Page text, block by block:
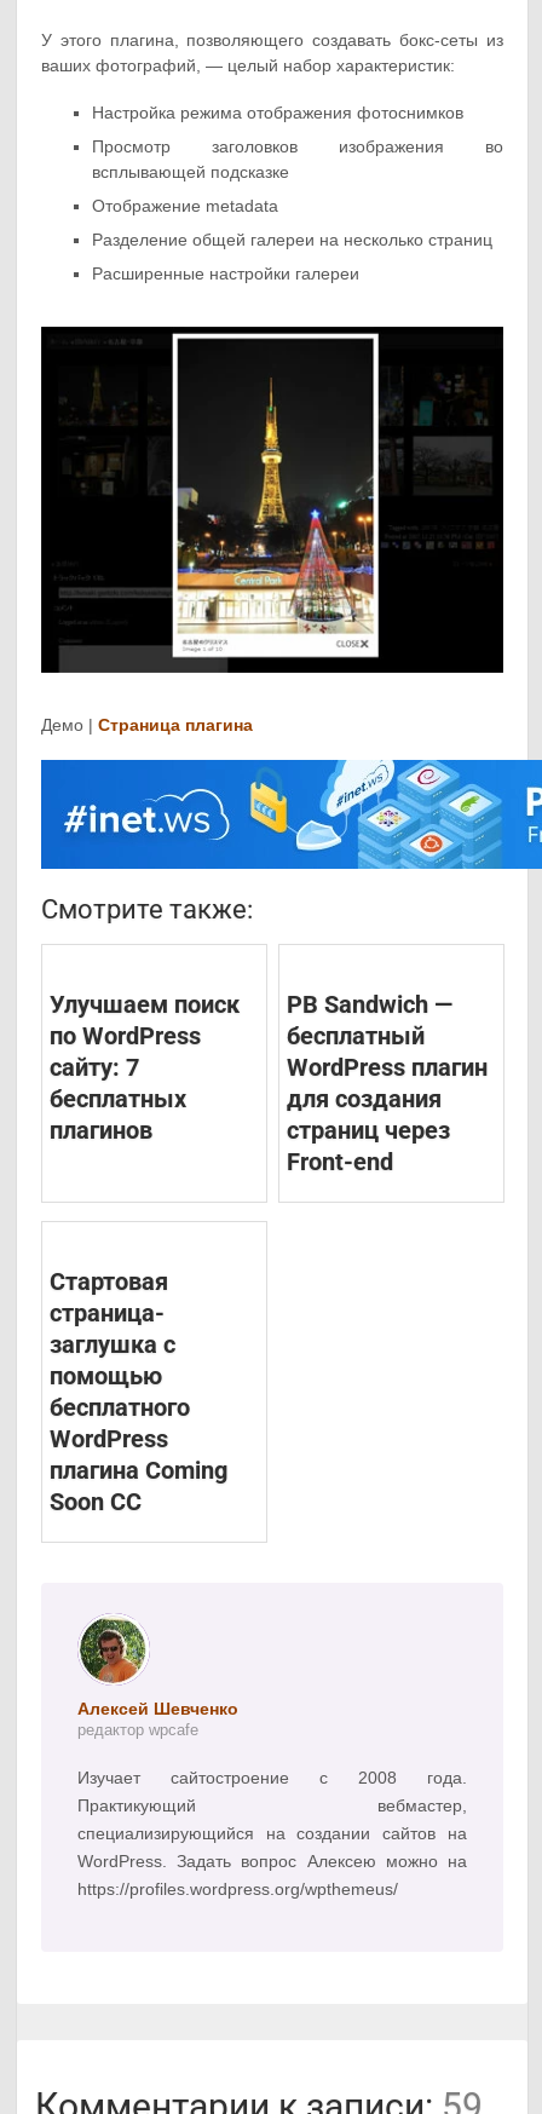
У этого плагина, позволяющего создавать бокс-сеты из
ваших фотографий, — целый набор характеристик:
Настройка режима отображения фотоснимков
Просмотр заголовков изображения во
всплывающей подсказке
Отображение metadata
Разделение общей галереи на несколько страниц
Расширенные настройки галереи
Демо |Страница плагина
Смотрите также:
Улучшаем поиск
по WordPress
сайту: 7
бесплатных
плагинов
PB Sandwich —
бесплатный
WordPress плагин
для создания
страниц через
Front-end
Стартовая
страница-
заглушка с
помощью
бесплатного
WordPress
плагина Coming
Soon CC
Алексей Шевченко
редактор wpcafe
Изучает сайтостроение с 2008 года.
Практикующий вебмастер,
специализирующийся на создании сайтов на
WordPress. Задать вопрос Алексею можно на
https://profiles.wordpress.org/wpthemeus/